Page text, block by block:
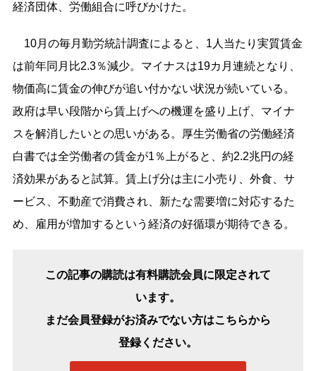
経済団体、労働組合に呼びかけた。
10月の毎月勤労統計調査によると、1人当たり実質賃金
は前年同月比2.3％減少。マイナスは19カ月連続となり、
物価高に賃金の伸びが追い付かない状況が続いている。
政府は早い段階から賃上げへの機運を盛り上げ、マイナ
スを解消したいとの思いがある。厚生労働省の労働経済
白書では全労働者の賃金が1％上がると、約2.2兆円の経
済効果があると試算。賃上げ分は主に小売り、外食、サ
ービス、不動産で消費され、新たな需要増に対応するた
め、雇用が増加するという経済の好循環が期待できる。
この記事の購読は有料購読会員に限定されて
います。
まだ会員登録がお済みでない方はこちらから
登録ください。